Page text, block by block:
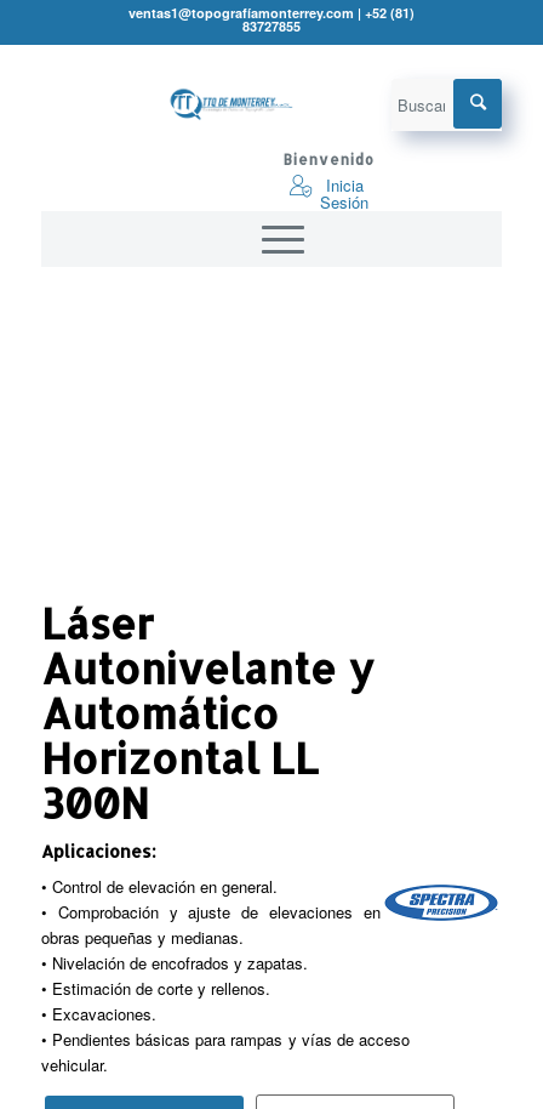
ventas1@topografíamonterrey.com | +52 (81)
83727855
Bienvenido
Inicia
Sesión
Láser
Autonivelante y
Automático
Horizontal LL
300N
Aplicaciones:
• Control de elevación en general.
• Comprobación y ajuste de elevaciones en
obras pequeñas y medianas.
• Nivelación de encofrados y zapatas.
• Estimación de corte y rellenos.
• Excavaciones.
• Pendientes básicas para rampas y vías de acceso
vehicular.